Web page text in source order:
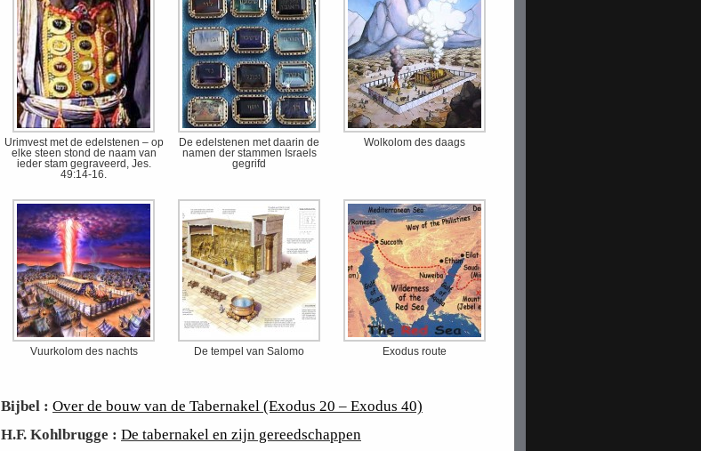
Urimvest met de edelstenen – op
elke steen stond de naam van
ieder stam gegraveerd, Jes.
49:14-16.
De edelstenen met daarin de
namen der stammen Israels
gegrifd
Wolkolom des daags
Vuurkolom des nachts De tempel van Salomo Exodus route
Bijbel : Over de bouw van de Tabernakel (Exodus 20 – Exodus 40)
H.F. Kohlbrugge : De tabernakel en zijn gereedschappen